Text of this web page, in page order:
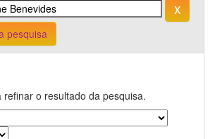
pesquisa
refinar o resultado da pesquisa.